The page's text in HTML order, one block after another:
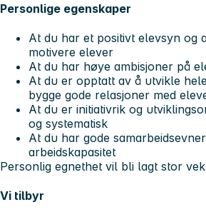
Personlige egenskaper
At du har et positivt elevsyn og
motivere elever
At du har høye ambisjoner på
At du er opptatt av å utvikle
bygge gode relasjoner med
At du er initiativrik og
og systematisk
At du har gode
arbeidskapasitet
Personlig egnethet vil bli lagt stor
Vi tilbyr